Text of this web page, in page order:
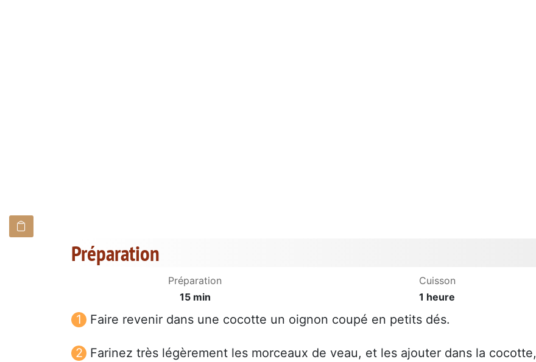
Préparation
Préparation
15 min
Cuisson
1 heure
Faire revenir dans une cocotte un oignon coupé en petits dés.
Farinez très légèrement les morceaux de veau, et les ajouter dans la cocotte,